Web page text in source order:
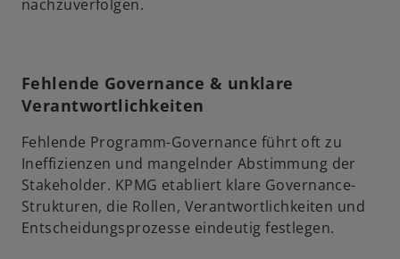
nachzuverfolgen.
Fehlende Governance & unklare
Verantwortlichkeiten
Fehlende Programm-Governance führt oft zu
Ineffizienzen und mangelnder Abstimmung der
Stakeholder. KPMG etabliert klare Governance-
Strukturen, die Rollen, Verantwortlichkeiten und
Entscheidungsprozesse eindeutig festlegen.